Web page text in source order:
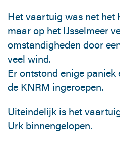
Het vaartuig was net het
maar op het IJsselmeer
omstandigheden door
veel wind.
Er ontstond enige
de KNRM ingeroepen.
Uiteindelijk is het
Urk binnengelopen.